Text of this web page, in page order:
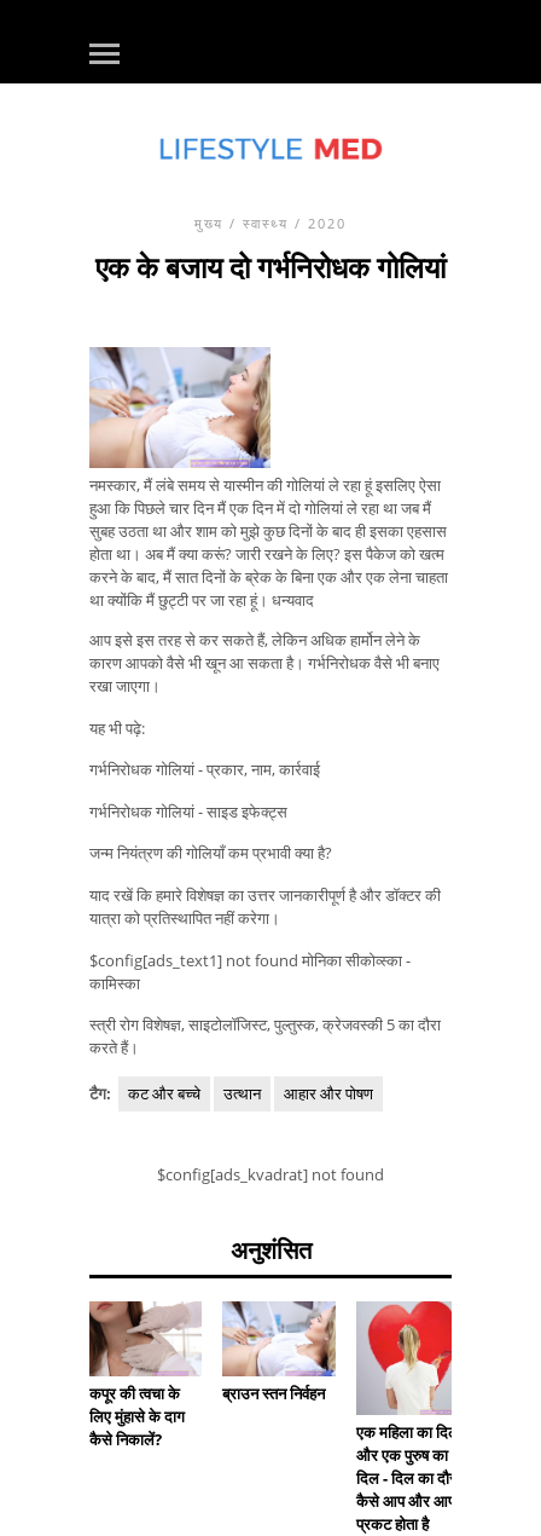
मुख्य / स्वास्थ्य / 2020
एक के बजाय दो गर्भनिरोधक गोलियां
नमस्कार, मैं लंबे समय से यास्मीन की गोलियां ले रहा हूं इसलिए ऐसा
हुआ कि पिछले चार दिन मैं एक दिन में दो गोलियां ले रहा था जब मैं
सुबह उठता था और शाम को मुझे कुछ दिनों के बाद ही इसका एहसास
होता था। अब मैं क्या करूं? जारी रखने के लिए? इस पैकेज को खत्म
करने के बाद, मैं सात दिनों के ब्रेक के बिना एक और एक लेना चाहता
था क्योंकि मैं छुट्टी पर जा रहा हूं। धन्यवाद
आप इसे इस तरह से कर सकते हैं, लेकिन अधिक हार्मोन लेने के
कारण आपको वैसे भी खून आ सकता है। गर्भनिरोधक वैसे भी बनाए
रखा जाएगा।
यह भी पढ़े:
गर्भनिरोधक गोलियां - प्रकार, नाम, कार्रवाई
गर्भनिरोधक गोलियां - साइड इफेक्ट्स
जन्म नियंत्रण की गोलियाँ कम प्रभावी क्या है?
याद रखें कि हमारे विशेषज्ञ का उत्तर जानकारीपूर्ण है और डॉक्टर की
यात्रा को प्रतिस्थापित नहीं करेगा।
$config[ads_text1] not found मोनिका सीकोव्स्का -
कामिस्का
स्त्री रोग विशेषज्ञ, साइटोलॉजिस्ट, पुल्तुस्क, क्रेजवस्की 5 का दौरा
करते हैं।
टैग: कट और बच्चे उत्थान आहार और पोषण
$config[ads_kvadrat] not found
अनुशंसित
कपूर की त्वचा के
लिए मुंहासे के दाग
कैसे निकालें?
ब्राउन स्तन निर्वहन
एक महिला का दिल
और एक पुरुष का
दिल - दिल का दौरा
कैसे आप और आप में
प्रकट होता है